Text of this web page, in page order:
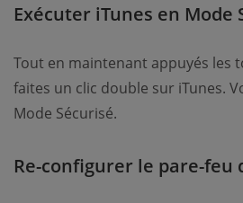
Exécuter iTunes en Mode
Tout en maintenant appuyés les
faites un clic double sur iTunes.
Mode Sécurisé.
Re-configurer le pare-feu